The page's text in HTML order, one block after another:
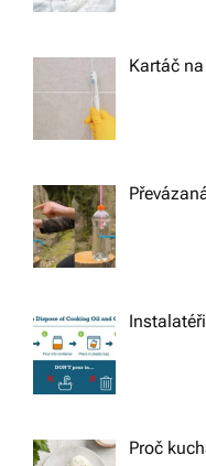
Kartáč
Proč